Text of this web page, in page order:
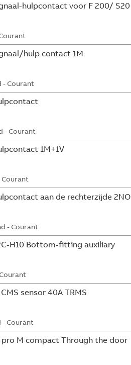
hulpcontact voor F 200/ S20
hulp contact 1M
- Courant
- Courant
1M+1V
aan de rechterzijde 2NO
- Courant
H10 Bottom-fitting auxiliary
sensor 40A TRMS
- Courant
M compact Through the door